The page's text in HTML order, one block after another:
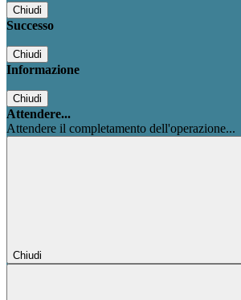
Chiudi
Successo
Chiudi
Informazione
Chiudi
Attendere...
Attendere il completamento dell'operazione...
Chiudi